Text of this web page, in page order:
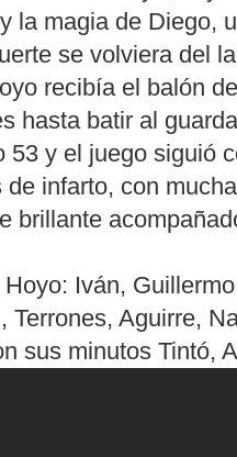
la magia de Diego,
se volviera del
recibía el balón
hasta batir al
53 y el juego siguió
de infarto, con
brillante
Iván,
Aguirre,
sus minutos Tintó,